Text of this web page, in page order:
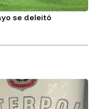
se deleitó